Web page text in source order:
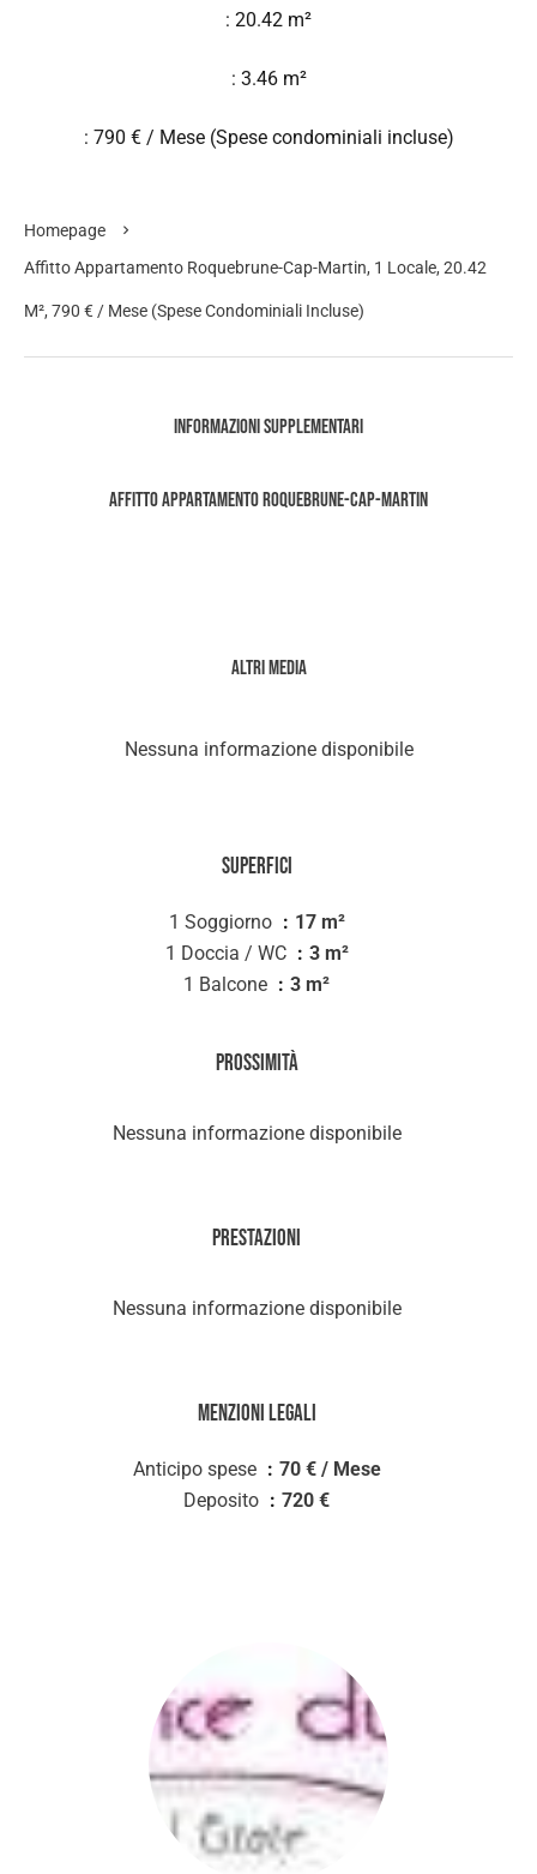
: 20.42 m²
: 3.46 m²
: 790 € / Mese (Spese condominiali incluse)
Homepage
Affitto Appartamento Roquebrune-Cap-Martin, 1 Locale, 20.42
M², 790 € / Mese (Spese Condominiali Incluse)
Informazioni supplementari
Affitto Appartamento Roquebrune-Cap-Martin
Altri media
Nessuna informazione disponibile
Superfici
1 Soggiorno
17 m²
1 Doccia / WC
3 m²
1 Balcone
3 m²
Prossimità
Nessuna informazione disponibile
Prestazioni
Nessuna informazione disponibile
Menzioni legali
Anticipo spese
70 € / Mese
Deposito
720 €